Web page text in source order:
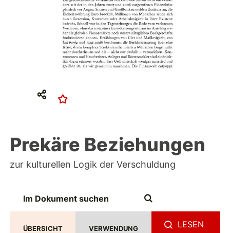
Prekäre Beziehungen
zur kulturellen Logik der Verschuldung
ÜBERSICHT VERWENDUNG LESEN